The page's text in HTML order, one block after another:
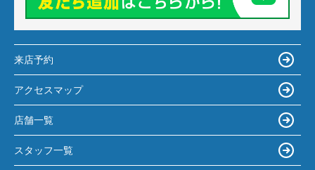
来店予約
アクセスマップ
店舗一覧
スタッフ一覧